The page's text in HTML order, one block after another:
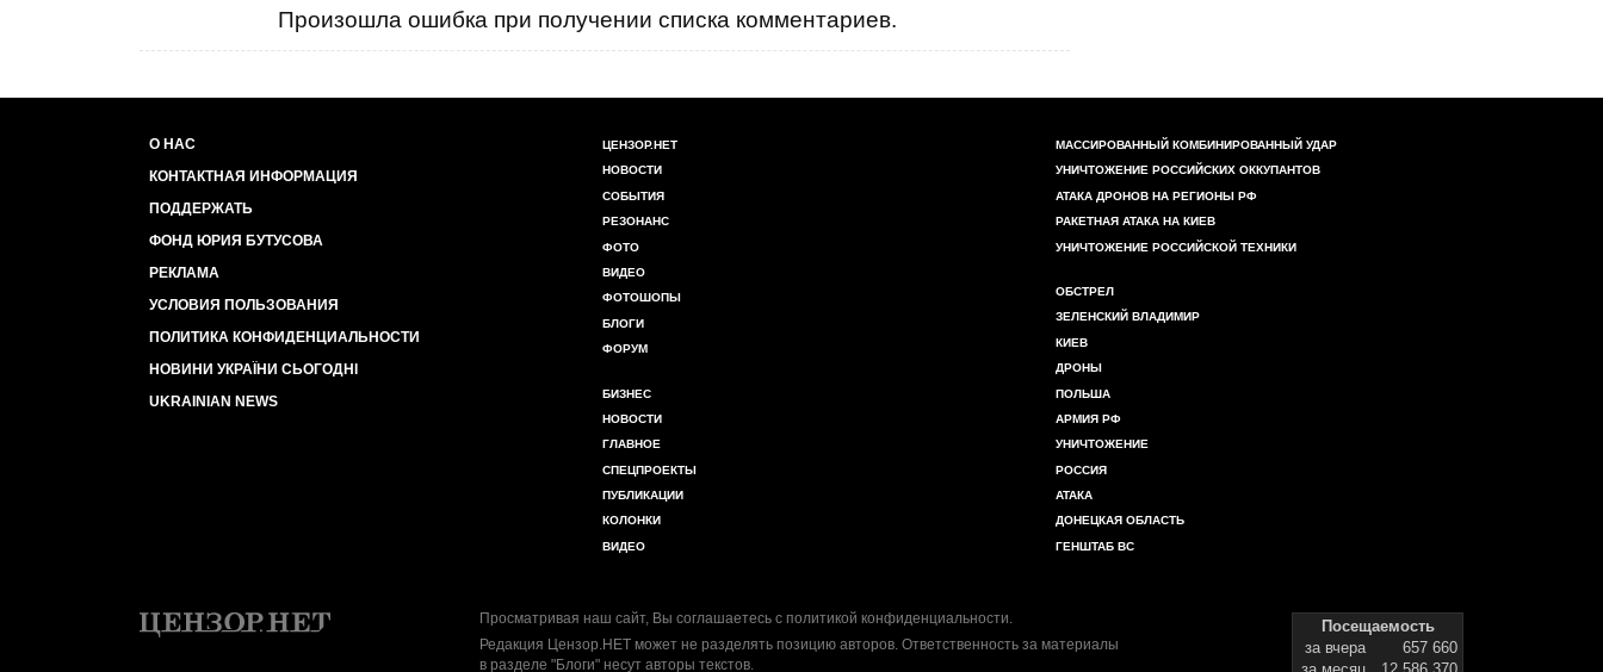
Произошла ошибка при получении списка комментариев.
О НАС
КОНТАКТНАЯ ИНФОРМАЦИЯ
ПОДДЕРЖАТЬ
ФОНД ЮРИЯ БУТУСОВА
РЕКЛАМА
УСЛОВИЯ ПОЛЬЗОВАНИЯ
ПОЛИТИКА КОНФИДЕНЦИАЛЬНОСТИ
НОВИНИ УКРАЇНИ СЬОГОДНІ
UKRAINIAN NEWS
ЦЕНЗОР.НЕТ
НОВОСТИ
СОБЫТИЯ
РЕЗОНАНС
ФОТО
ВИДЕО
ФОТОШОПЫ
БЛОГИ
ФОРУМ
БИЗНЕС
НОВОСТИ
ГЛАВНОЕ
СПЕЦПРОЕКТЫ
ПУБЛИКАЦИИ
КОЛОНКИ
ВИДЕО
МАССИРОВАННЫЙ КОМБИНИРОВАННЫЙ УДАР
УНИЧТОЖЕНИЕ РОССИЙСКИХ ОККУПАНТОВ
АТАКА ДРОНОВ НА РЕГИОНЫ РФ
РАКЕТНАЯ АТАКА НА КИЕВ
УНИЧТОЖЕНИЕ РОССИЙСКОЙ ТЕХНИКИ
ОБСТРЕЛ
ЗЕЛЕНСКИЙ ВЛАДИМИР
КИЕВ
ДРОНЫ
ПОЛЬША
АРМИЯ РФ
УНИЧТОЖЕНИЕ
РОССИЯ
АТАКА
ДОНЕЦКАЯ ОБЛАСТЬ
ГЕНШТАБ ВС
Просматривая наш сайт, Вы соглашаетесь с политикой конфиденциальности.
Редакция Цензор.НЕТ может не разделять позицию авторов. Ответственность за материалы
в разделе "Блоги" несут авторы текстов.
Посещаемость
за вчера
657 660